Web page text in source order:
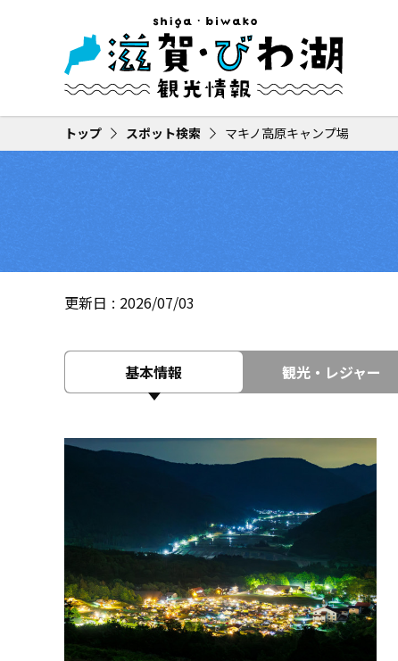
トップ スポット検索 マキノ高原キャンプ場
更新日 2026/07/03
基本情報 観光・レジャー